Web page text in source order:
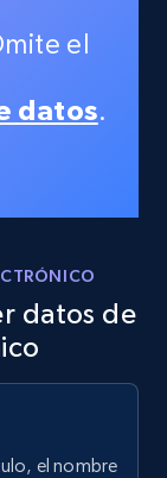
el
datos.
datos de
el nombre